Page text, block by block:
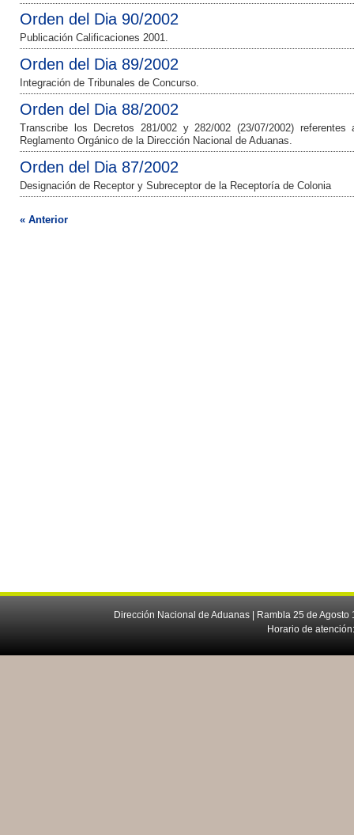
Orden del Dia 90/2002
Publicación Calificaciones 2001.
Orden del Dia 89/2002
Integración de Tribunales de Concurso.
Orden del Dia 88/2002
Transcribe los Decretos 281/002 y 282/002 (23/07/2002)
Reglamento Orgánico de la Dirección Nacional de Aduanas.
Orden del Dia 87/2002
Designación de Receptor y Subreceptor de la Receptoría de Colonia
« Anterior
Dirección Nacional de Aduanas | Rambla 25 de
Horario de